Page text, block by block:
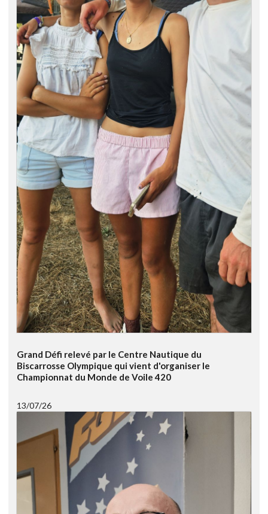
Grand Défi relevé par le Centre Nautique du
Biscarrosse Olympique qui vient d'organiser le
Championnat du Monde de Voile 420
13/07/26